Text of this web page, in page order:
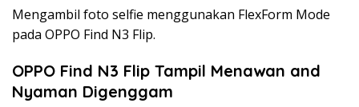
Mengambil foto selfie menggunakan FlexForm Mode
pada OPPO Find N3 Flip.
OPPO Find N3 Flip Tampil Menawan and
Nyaman Digenggam